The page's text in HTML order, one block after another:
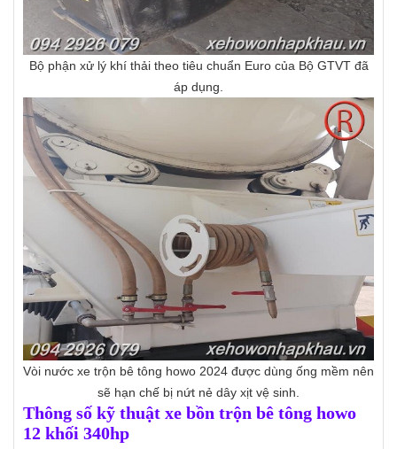
Bộ phận xử lý khí thải theo tiêu chuẩn Euro của Bộ GTVT đã
áp dụng.
Vòi nước xe trộn bê tông howo 2024 được dùng ống mềm nên
sẽ hạn chế bị nứt nẻ dây xịt vệ sinh.
Thông số kỹ thuật xe bồn trộn bê tông howo
12 khối 340hp